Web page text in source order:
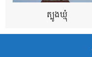
ត្បូងឃ្មុំ